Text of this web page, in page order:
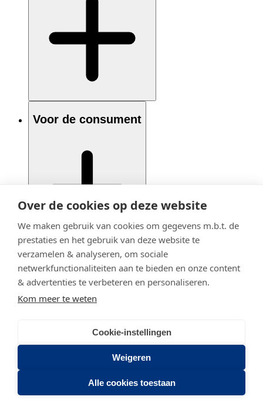
Over de cookies op deze website
We maken gebruik van cookies om gegevens m.b.t. de
prestaties en het gebruik van deze website te
verzamelen & analyseren, om sociale
netwerkfunctionaliteiten aan te bieden en onze content
& advertenties te verbeteren en personaliseren.
Kom meer te weten
Cookie-instellingen
Weigeren
Alle cookies toestaan
Voor de consument
Stadsring 201
3817 BA AMERSFOORT
(033) 46 43 464